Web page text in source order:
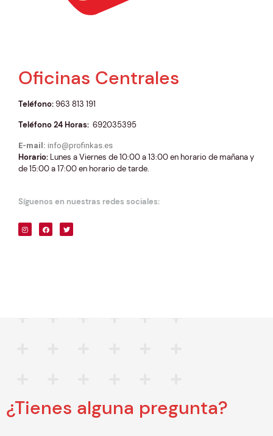
Oficinas Centrales
Teléfono:963 813 191
Teléfono 24 Horas: 692035395
E-mail: info@profinkas.es
Horario: Lunes a Viernes de 10:00 a 13:00 en horario de mañana y
de 15:00 a 17:00 en horario de tarde.
Síguenos en nuestras redes sociales:
¿Tienes alguna pregunta?